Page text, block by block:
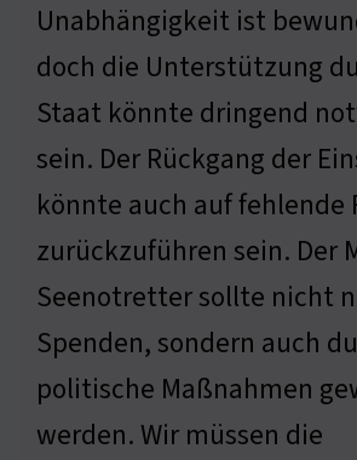
Unabhängigkeit ist
doch die Unterstützung
Staat könnte dringend
sein. Der Rückgang der
könnte auch auf fehlende
zurückzuführen sein. Der
Seenotretter sollte nicht
Spenden, sondern auch
politische Maßnahmen
werden. Wir müssen die